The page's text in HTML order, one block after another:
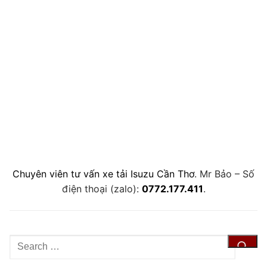
Chuyên viên tư vấn xe tải Isuzu Cần Thơ. Mr Bảo – Số
điện thoại (zalo): 0772.177.411.
Tìm
kiếm